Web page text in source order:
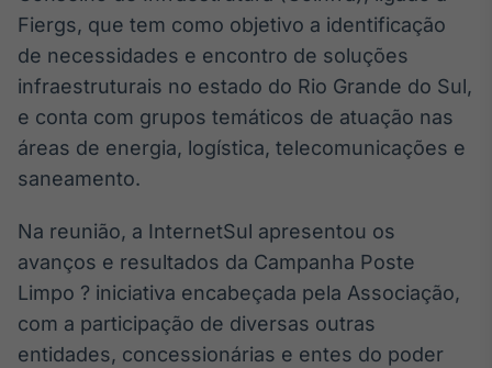
Datafeed
APIs para
integração de
conteúdos e
Broadcast
headlines de
Broadcast
Widgets
Fiergs, que tem como objetivo a identificação
de necessidades e encontro de soluções
infraestruturais no estado do Rio Grande do Sul,
e conta com grupos temáticos de atuação nas
áreas de energia, logística, telecomunicações e
saneamento.
Na reunião, a InternetSul apresentou os
avanços e resultados da Campanha Poste
Limpo ? iniciativa encabeçada pela Associação,
com a participação de diversas outras
entidades, concessionárias e entes do poder